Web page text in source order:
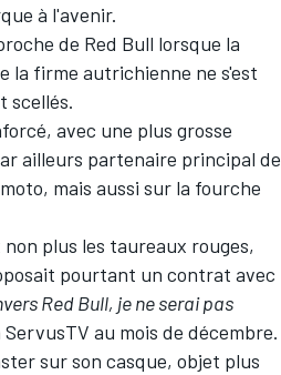
à l'avenir.
de Red Bull lorsque la
la firme autrichienne ne s'est
scellés.
avec une plus grosse
ailleurs partenaire principal de
mais aussi sur la fourche
plus les taureaux rouges,
pourtant un contrat avec
Red Bull, je ne serai pas
au mois de décembre.
sur son casque, objet plus